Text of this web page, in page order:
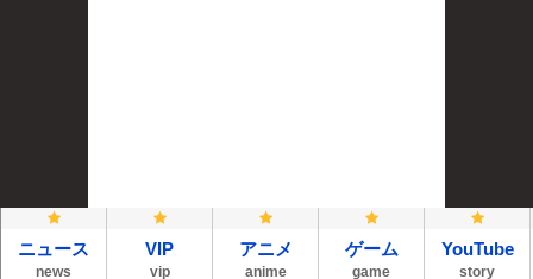
ニュース
news
VIP
vip
アニメ
anime
ゲーム
game
YouTube
story